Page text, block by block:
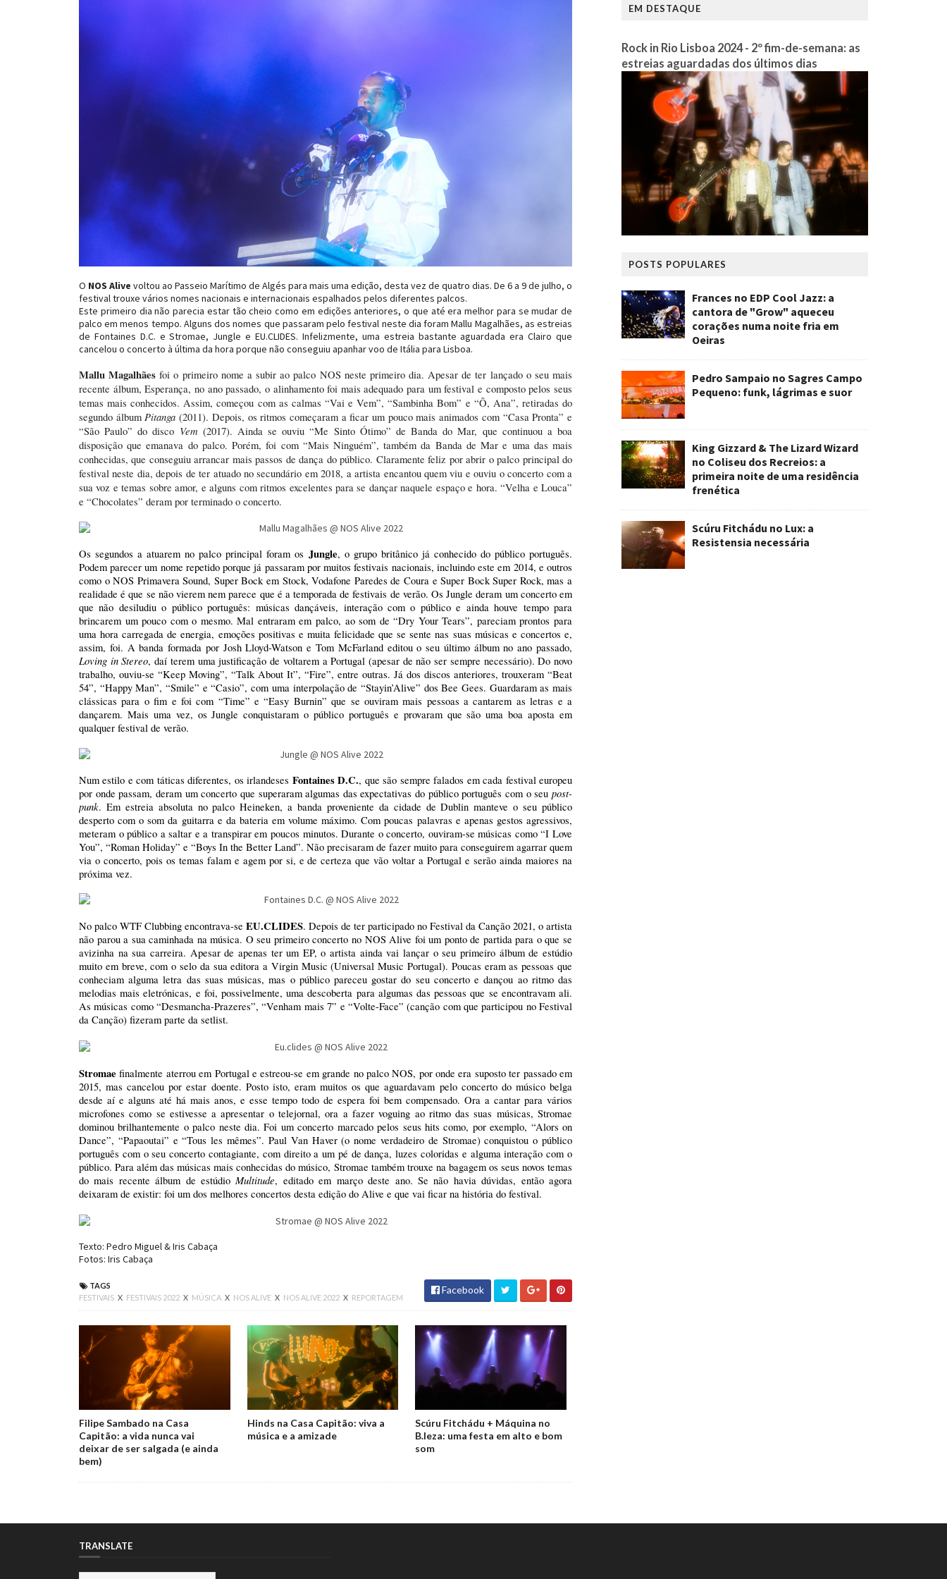
O NOS Alive voltou ao Passeio Marítimo de Algés para mais uma edição, desta vez de quatro dias. De 6 a 9 de julho, o
festival trouxe vários nomes nacionais e internacionais espalhados pelos diferentes palcos.
Este primeiro dia não parecia estar tão cheio como em edições anteriores, o que até era melhor para se mudar de
palco em menos tempo. Alguns dos nomes que passaram pelo festival neste dia foram Mallu Magalhães, as estreias
de Fontaines D.C. e Stromae, Jungle e EU.CLIDES. Infelizmente, uma estreia bastante aguardada era Clairo que
cancelou o concerto à última da hora porque não conseguiu apanhar voo de Itália para Lisboa.
Mallu Magalhães foi o primeiro nome a subir ao palco NOS neste primeiro dia. Apesar de ter lançado o seu mais
recente álbum, Esperança, no ano passado, o alinhamento foi mais adequado para um festival e composto pelos seus
temas mais conhecidos. Assim, começou com as calmas “Vai e Vem”, “Sambinha Bom” e “Ô, Ana”, retiradas do
segundo álbum Pitanga (2011). Depois, os ritmos começaram a ficar um pouco mais animados com “Casa Pronta” e
“São Paulo” do disco Vem (2017). Ainda se ouviu “Me Sinto Ótimo” de Banda do Mar, que continuou a boa
disposição que emanava do palco. Porém, foi com “Mais Ninguém”, também da Banda de Mar e uma das mais
conhecidas, que conseguiu arrancar mais passos de dança do público. Claramente feliz por abrir o palco principal do
festival neste dia, depois de ter atuado no secundário em 2018, a artista encantou quem viu e ouviu o concerto com a
sua voz e temas sobre amor, e alguns com ritmos excelentes para se dançar naquele espaço e hora. “Velha e Louca”
e “Chocolates” deram por terminado o concerto.
Os segundos a atuarem no palco principal foram os Jungle, o grupo britânico já conhecido do público português.
Podem parecer um nome repetido porque já passaram por muitos festivais nacionais, incluindo este em 2014, e outros
como o NOS Primavera Sound, Super Bock em Stock, Vodafone Paredes de Coura e Super Bock Super Rock, mas a
realidade é que se não vierem nem parece que é a temporada de festivais de verão. Os Jungle deram um concerto em
que não desiludiu o público português: músicas dançáveis, interação com o público e ainda houve tempo para
brincarem um pouco com o mesmo. Mal entraram em palco, ao som de “Dry Your Tears”, pareciam prontos para
uma hora carregada de energia, emoções positivas e muita felicidade que se sente nas suas músicas e concertos e,
assim, foi. A banda formada por Josh Lloyd-Watson e Tom McFarland editou o seu último álbum no ano passado,
Loving in Stereo, daí terem uma justificação de voltarem a Portugal (apesar de não ser sempre necessário). Do novo
trabalho, ouviu-se “Keep Moving”, “Talk About It”, “Fire”, entre outras. Já dos discos anteriores, trouxeram “Beat
54”, “Happy Man”, “Smile” e “Casio”, com uma interpolação de “Stayin’Alive” dos Bee Gees. Guardaram as mais
clássicas para o fim e foi com “Time” e “Easy Burnin” que se ouviram mais pessoas a cantarem as letras e a
dançarem. Mais uma vez, os Jungle conquistaram o público português e provaram que são uma boa aposta em
qualquer festival de verão.
Num estilo e com táticas diferentes, os irlandeses Fontaines D.C., que são sempre falados em cada festival europeu
por onde passam, deram um concerto que superaram algumas das expectativas do público português com o seu post-
punk. Em estreia absoluta no palco Heineken, a banda proveniente da cidade de Dublin manteve o seu público
desperto com o som da guitarra e da bateria em volume máximo. Com poucas palavras e apenas gestos agressivos,
meteram o público a saltar e a transpirar em poucos minutos. Durante o concerto, ouviram-se músicas como “I Love
You”, “Roman Holiday” e “Boys In the Better Land”. Não precisaram de fazer muito para conseguirem agarrar quem
via o concerto, pois os temas falam e agem por si, e de certeza que vão voltar a Portugal e serão ainda maiores na
próxima vez.
No palco WTF Clubbing encontrava-se EU.CLIDES. Depois de ter participado no Festival da Canção 2021, o artista
não parou a sua caminhada na música. O seu primeiro concerto no NOS Alive foi um ponto de partida para o que se
avizinha na sua carreira. Apesar de apenas ter um EP, o artista ainda vai lançar o seu primeiro álbum de estúdio
muito em breve, com o selo da sua editora a Virgin Music (Universal Music Portugal). Poucas eram as pessoas que
conheciam alguma letra das suas músicas, mas o público pareceu gostar do seu concerto e dançou ao ritmo das
melodias mais eletrónicas, e foi, possivelmente, uma descoberta para algumas das pessoas que se encontravam ali.
As músicas como “Desmancha-Prazeres”, “Venham mais 7” e “Volte-Face” (canção com que participou no Festival
da Canção) fizeram parte da setlist.
Stromaefinalmente aterrou em Portugal e estreou-se em grande no palco NOS, por onde era suposto ter passado em
2015, mas cancelou por estar doente. Posto isto, eram muitos os que aguardavam pelo concerto do músico belga
desde aí e alguns até há mais anos, e esse tempo todo de espera foi bem compensado. Ora a cantar para vários
microfones como se estivesse a apresentar o telejornal, ora a fazer voguing ao ritmo das suas músicas, Stromae
dominou brilhantemente o palco neste dia. Foi um concerto marcado pelos seus hits como, por exemplo, “Alors on
Dance”, “Papaoutai” e “Tous les mêmes”. Paul Van Haver (o nome verdadeiro de Stromae) conquistou o público
português com o seu concerto contagiante, com direito a um pé de dança, luzes coloridas e alguma interação com o
público. Para além das músicas mais conhecidas do músico, Stromae também trouxe na bagagem os seus novos temas
do mais recente álbum de estúdio Multitude, editado em março deste ano. Se não havia dúvidas, então agora
deixaram de existir: foi um dos melhores concertos desta edição do Alive e que vai ficar na história do festival.
Texto: Pedro Miguel & Iris Cabaça
Fotos: Iris Cabaça
TAGS
FESTIVAIS X FESTIVAIS 2022 X MÚSICA X NOS ALIVE X NOS ALIVE 2022 X REPORTAGEM
Facebook
Filipe Sambado na Casa
Capitão: a vida nunca vai
deixar de ser salgada (e ainda
bem)
Hinds na Casa Capitão: viva a
música e a amizade
Scúru Fitchádu + Máquina no
B.leza: uma festa em alto e bom
som
EM DESTAQUE
Rock in Rio Lisboa 2024 - 2º fim-de-semana: as
estreias aguardadas dos últimos dias
POSTS POPULARES
Frances no EDP Cool Jazz: a
cantora de "Grow" aqueceu
corações numa noite fria em
Oeiras
Pedro Sampaio no Sagres Campo
Pequeno: funk, lágrimas e suor
King Gizzard & The Lizard Wizard
no Coliseu dos Recreios: a
primeira noite de uma residência
frenética
Scúru Fitchádu no Lux: a
Resistensia necessária
TRANSLATE